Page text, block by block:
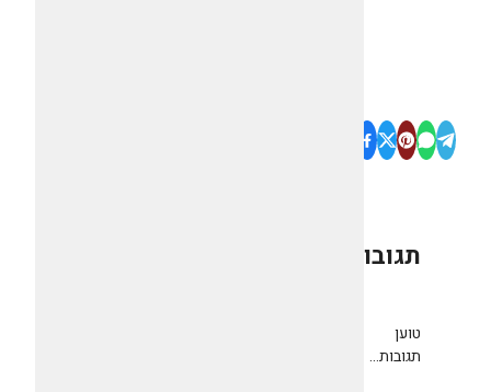
תגובות
טוען
תגובות...